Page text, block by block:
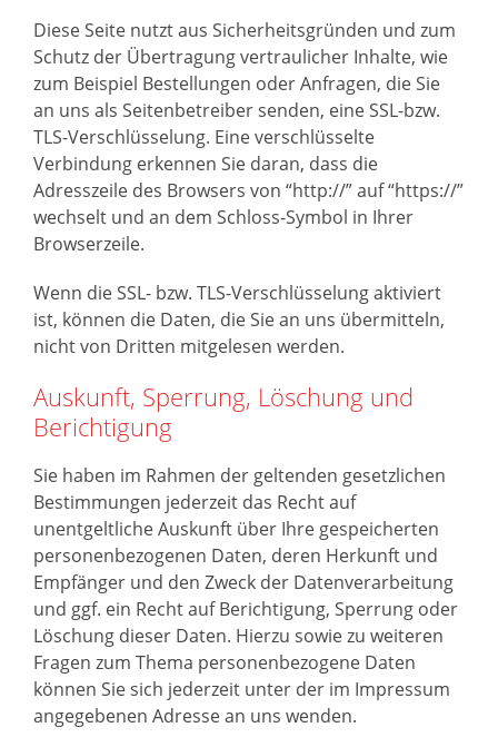
Diese Seite nutzt aus Sicherheitsgründen und zum
Schutz der Übertragung vertraulicher Inhalte, wie
zum Beispiel Bestellungen oder Anfragen, die Sie
an uns als Seitenbetreiber senden, eine SSL-bzw.
TLS-Verschlüsselung. Eine verschlüsselte
Verbindung erkennen Sie daran, dass die
Adresszeile des Browsers von “http://” auf “https://”
wechselt und an dem Schloss-Symbol in Ihrer
Browserzeile.
Wenn die SSL- bzw. TLS-Verschlüsselung aktiviert
ist, können die Daten, die Sie an uns übermitteln,
nicht von Dritten mitgelesen werden.
Auskunft, Sperrung, Löschung und
Berichtigung
Sie haben im Rahmen der geltenden gesetzlichen
Bestimmungen jederzeit das Recht auf
unentgeltliche Auskunft über Ihre gespeicherten
personenbezogenen Daten, deren Herkunft und
Empfänger und den Zweck der Datenverarbeitung
und ggf. ein Recht auf Berichtigung, Sperrung oder
Löschung dieser Daten. Hierzu sowie zu weiteren
Fragen zum Thema personenbezogene Daten
können Sie sich jederzeit unter der im Impressum
angegebenen Adresse an uns wenden.